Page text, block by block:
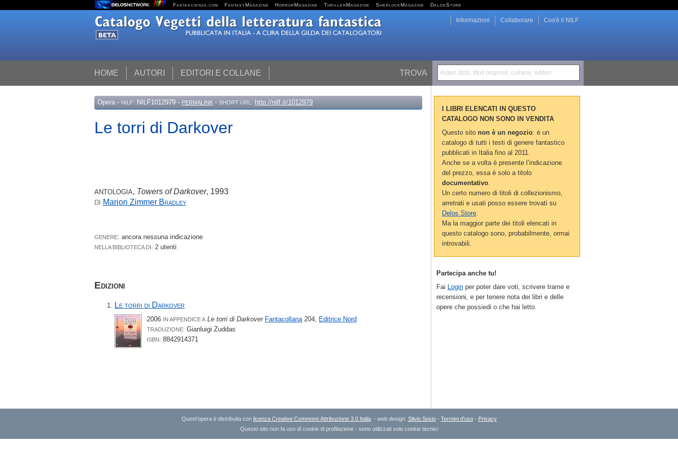
Fantascienza.com FantasyMagazine HorrorMagazine ThrillerMagazine SherlockMagazine DelosStore
TROVA Autori, titoli, titoli originali, collane, editori
HOME AUTORI EDITORI E COLLANE
Cos'è il NILF
Collaborare
Informazioni
Opera - NILF: NILF1012979 - PERMALINK - SHORT URL: http://nilf.it/1012979
Le torri di Darkover
ANTOLOGIA, Towers of Darkover, 1993
DI Marion Zimmer Bradley
GENERE: ancora nessuna indicazione
NELLA BIBLIOTECA DI: 2 utenti
Edizioni
Le torri di Darkover
2006 IN APPENDICE A Le torri di Darkover Fantacollana 204, Editrice Nord
TRADUZIONE: Gianluigi Zuddas
ISBN: 8842914371
I LIBRI ELENCATI IN QUESTO
CATALOGO NON SONO IN VENDITA
Questo sito non è un negozio: è un
catalogo di tutti i testi di genere fantastico
pubblicati in Italia fino al 2011.
Anche se a volta è presente l’indicazione
del prezzo, essa è solo a titolo
documentativo
Un certo numero di titoli di collezionismo,
arretrati e usati posso essere trovati su
Delos Store
Ma la maggior parte dei titoli elencati in
questo catalogo sono, probabilmente, ormai
introvabili.
Partecipa anche tu!
Fai Login per poter dare voti, scrivere trame e
recensioni, e per tenere nota dei libri e delle
opere che possiedi o che hai letto.
Quest'opera è distribuita con licenza Creative Commons Attribuzione 3.0 Italia. - web design: Silvio Sosio- Termini d'uso- Privacy
Questo sito non fa uso di cookie di profilazione - sono utilizzati solo cookie tecnici